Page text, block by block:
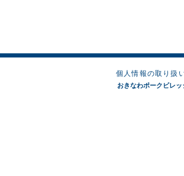
個人情報の取り扱
おきなわポークビレ